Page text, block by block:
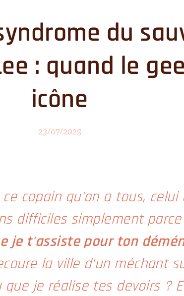
du
: quand le
icône
23/07/2025
copain qu'on a tous, celui
difficiles simplement
je t'assiste pour ton
la ville d'un méchant
je réalise tes devoirs ?